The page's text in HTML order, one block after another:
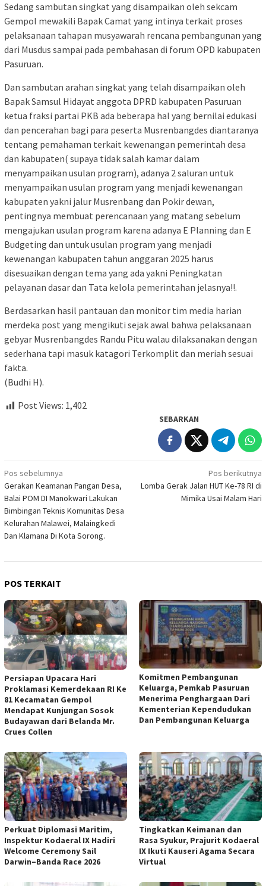
Sedang sambutan singkat yang disampaikan oleh sekcam
Gempol mewakili Bapak Camat yang intinya terkait proses
pelaksanaan tahapan musyawarah rencana pembangunan yang
dari Musdus sampai pada pembahasan di forum OPD kabupaten
Pasuruan.
Dan sambutan arahan singkat yang telah disampaikan oleh
Bapak Samsul Hidayat anggota DPRD kabupaten Pasuruan
ketua fraksi partai PKB ada beberapa hal yang bernilai edukasi
dan pencerahan bagi para peserta Musrenbangdes diantaranya
tentang pemahaman terkait kewenangan pemerintah desa
dan kabupaten( supaya tidak salah kamar dalam
menyampaikan usulan program), adanya 2 saluran untuk
menyampaikan usulan program yang menjadi kewenangan
kabupaten yakni jalur Musrenbang dan Pokir dewan,
pentingnya membuat perencanaan yang matang sebelum
mengajukan usulan program karena adanya E Planning dan E
Budgeting dan untuk usulan program yang menjadi
kewenangan kabupaten tahun anggaran 2025 harus
disesuaikan dengan tema yang ada yakni Peningkatan
pelayanan dasar dan Tata kelola pemerintahan jelasnya!!.
Berdasarkan hasil pantauan dan monitor tim media harian
merdeka post yang mengikuti sejak awal bahwa pelaksanaan
gebyar Musrenbangdes Randu Pitu walau dilaksanakan dengan
sederhana tapi masuk katagori Terkomplit dan meriah sesuai
fakta.
(Budhi H).
Post Views: 1,402
SEBARKAN
Navigasi
pos
Pos sebelumnya
Gerakan Keamanan Pangan Desa,
Balai POM DI Manokwari Lakukan
Bimbingan Teknis Komunitas Desa
Kelurahan Malawei, Malaingkedi
Dan Klamana Di Kota Sorong.
Pos berikutnya
Lomba Gerak Jalan HUT Ke-78 RI di
Mimika Usai Malam Hari
POS TERKAIT
Persiapan Upacara Hari
Proklamasi Kemerdekaan RI Ke
81 Kecamatan Gempol
Mendapat Kunjungan Sosok
Budayawan dari Belanda Mr.
Crues Collen
Komitmen Pembangunan
Keluarga, Pemkab Pasuruan
Menerima Penghargaan Dari
Kementerian Kependudukan
Dan Pembangunan Keluarga
Perkuat Diplomasi Maritim,
Inspektur Kodaeral IX Hadiri
Welcome Ceremony Sail
Darwin–Banda Race 2026
Tingkatkan Keimanan dan
Rasa Syukur, Prajurit Kodaeral
IX Ikuti Kauseri Agama Secara
Virtual